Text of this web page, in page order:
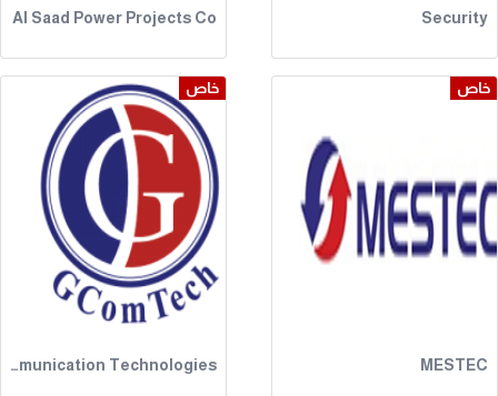
Al Saad Power Projects Co Security
خاص
Gauge Communication Technologies
خاص
MESTEC